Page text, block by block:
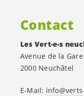
Contact
Les Vert-e-s
Avenue de la Gare
2000 Neuchâtel
E-Mail: